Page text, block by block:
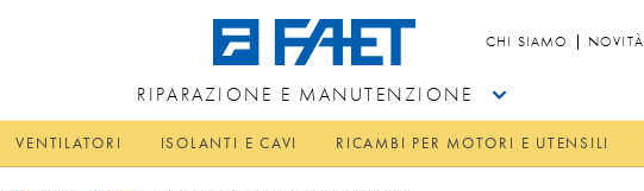
CHI SIAMO NOVITÀ
RIPARAZIONE E MANUTENZIONE
VENTILATORI ISOLANTI E CAVI RICAMBI PER MOTORI E UTENSILI